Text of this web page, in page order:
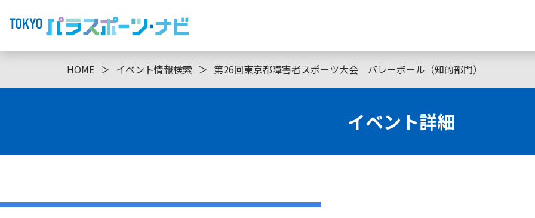
HOME ＞ イベント情報検索 ＞ 第26回東京都障害者スポーツ大会 バレーボール（知的部門）
イベント詳細